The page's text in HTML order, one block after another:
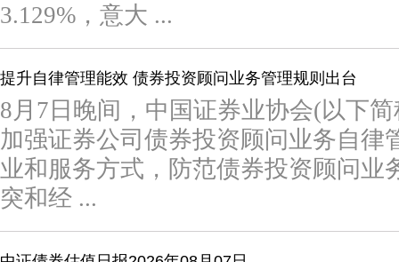
3.129%，意大 ...
提升自律管理能效 债券投资顾问业务管理规则出台
8月7日晚间，中国证券业协会(以下
加强证券公司债券投资顾问业务自律
业和服务方式，防范债券投资顾问业
突和经 ...